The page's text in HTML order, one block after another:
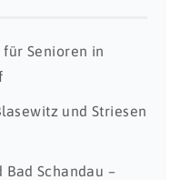
Senioren in
und Striesen
Schandau –